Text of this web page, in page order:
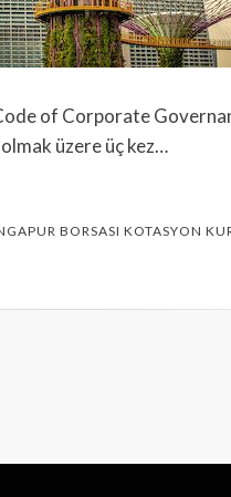
of Corporate
üzere üç kez…
BORSASI KOTASYON